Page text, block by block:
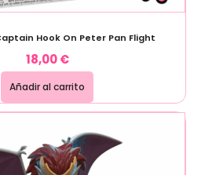
Hook On Peter Pan Flight
18,00€
Añadir al carrito